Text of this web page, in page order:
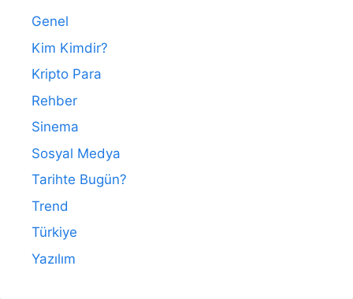
Genel
Kim Kimdir?
Kripto Para
Rehber
Sinema
Sosyal Medya
Tarihte Bugün?
Trend
Türkiye
Yazılım